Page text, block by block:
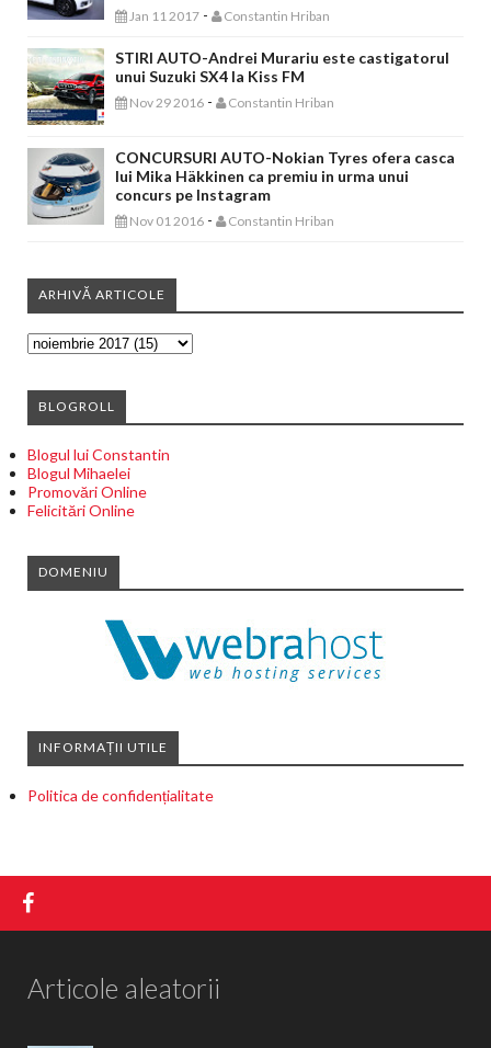
Jan 11 2017 - Constantin Hriban
STIRI AUTO-Andrei Murariu este castigatorul
unui Suzuki SX4 la Kiss FM
Nov 29 2016 - Constantin Hriban
CONCURSURI AUTO-Nokian Tyres ofera casca
lui Mika Häkkinen ca premiu in urma unui
concurs pe Instagram
Nov 01 2016 - Constantin Hriban
ARHIVĂ ARTICOLE
BLOGROLL
Blogul lui Constantin
Blogul Mihaelei
Promovări Online
Felicitări Online
DOMENIU
INFORMAȚII UTILE
Politica de confidențialitate
Articole aleatorii